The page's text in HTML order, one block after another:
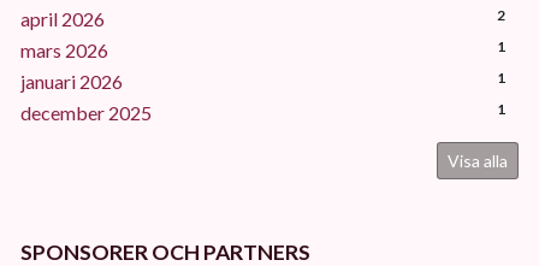
april 2026 2
mars 2026 1
januari 2026 1
december 2025 1
Visa alla
SPONSORER OCH PARTNERS